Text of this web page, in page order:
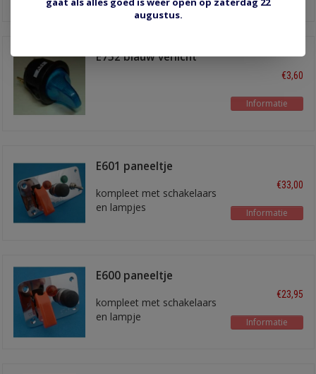
voor 'aan'
E752 blauw verlicht
€3,60
Informatie
E601 paneeltje
kompleet met schakelaars
en lampjes
€33,00
Informatie
E600 paneeltje
kompleet met schakelaars
en lampje
€23,95
Informatie
augustus.